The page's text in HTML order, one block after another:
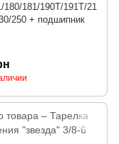
180/181/190T/191T/21
250 + подшипник